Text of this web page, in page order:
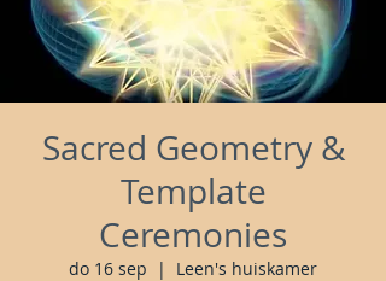
Sacred Geometry &
Template
Ceremonies
do 16 sep
  |
Leen's huiskamer